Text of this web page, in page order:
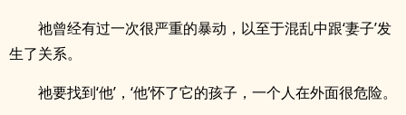
祂曾经有过一次很严重的暴动，以至于混乱中跟‘妻子’发
生了关系。
祂要找到‘他’，‘他’怀了它的孩子，一个人在外面很危险。